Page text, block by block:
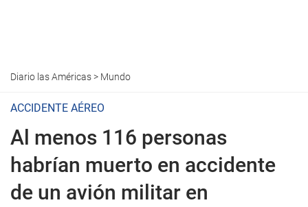
Diario las Américas> Mundo
ACCIDENTE AÉREO
Al menos 116 personas
habrían muerto en accidente
de un avión militar en